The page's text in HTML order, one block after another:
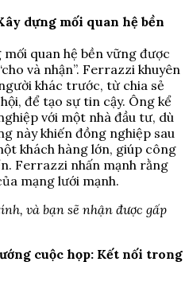
dựng mối quan hệ bền
mối quan hệ bền vững được
và nhận”. Ferrazzi khuyên
khác trước, từ chia sẻ
để tạo sự tin cậy. Ông kể
với một nhà đầu tư, dù
này khiến đồng nghiệp sau
khách hàng lớn, giúp công
Ferrazzi nhấn mạnh rằng
mạng lưới mạnh.
và bạn sẽ nhận được gấp
cuộc họp: Kết nối trong